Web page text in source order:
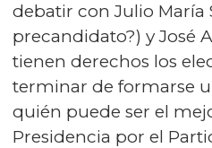
debatir con Julio María
precandidato?) y José
tienen derechos los
terminar de formarse
quién puede ser el
Presidencia por el